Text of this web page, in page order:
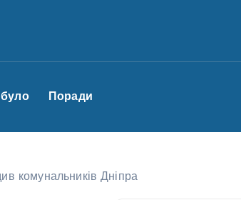
Поради
комунальників Дніпра